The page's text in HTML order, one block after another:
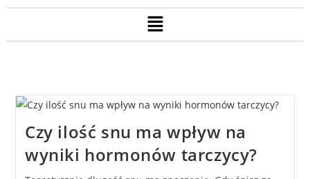
Czy ilość snu ma wpływ na
wyniki hormonów tarczycy?